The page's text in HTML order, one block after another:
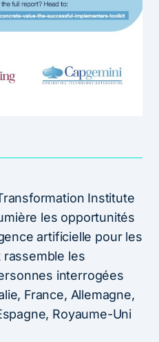
Institute
les opportunités
artificielle pour les
les
interrogées
France, Allemagne,
Royaume-Uni